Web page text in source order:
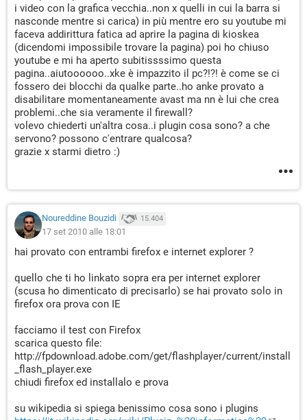
i video con la grafica vecchia..non x quelli in cui la barra si
nasconde mentre si carica) in più mentre ero su youtube mi
faceva addirittura fatica ad aprire la pagina di kioskea
(dicendomi impossibile trovare la pagina) poi ho chiuso
youtube e mi ha aperto subitissssimo questa
pagina..aiutoooooo..xke è impazzito il pc?!?! è come se ci
fossero dei blocchi da qualke parte..ho anke provato a
disabilitare momentaneamente avast ma nn è lui che crea
problemi..che sia veramente il firewall?
volevo chiederti un'altra cosa..i plugin cosa sono? a che
servono? possono c'entrare qualcosa?
grazie x starmi dietro :)
Noureddine Bouzidi 15.404
17 set 2010 alle 18:01
hai provato con entrambi firefox e internet explorer ?
quello che ti ho linkato sopra era per internet explorer
(scusa ho dimenticato di precisarlo) se hai provato solo in
firefox ora prova con IE
facciamo il test con Firefox
scarica questo file:
http://fpdownload.adobe.com/get/flashplayer/current/install
_flash_player.exe
chiudi firefox ed installalo e prova
su wikipedia si spiega benissimo cosa sono i plugins